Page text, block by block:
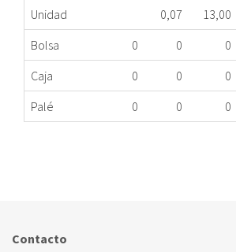
Unidad
0,07 13,00
Bolsa
0 0 0
Caja
0 0 0
Palé
0 0 0
Contacto